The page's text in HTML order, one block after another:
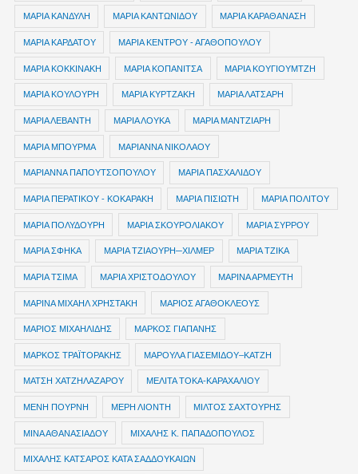
ΜΑΡΙΑ ΚΑΝΔΥΛΗ ΜΑΡΙΑ ΚΑΝΤΩΝΙΔΟΥ ΜΑΡΙΑ ΚΑΡΑΘΑΝΑΣΗ
ΜΑΡΙΑ ΚΑΡΔΑΤΟΥ ΜΑΡΙΑ ΚΕΝΤΡΟΥ - ΑΓΑΘΟΠΟΥΛΟΥ
ΜΑΡΙΑ ΚΟΚΚΙΝΑΚΗ ΜΑΡΙΑ ΚΟΠΑΝΙΤΣΑ ΜΑΡΙΑ ΚΟΥΓΙΟΥΜΤΖΗ
ΜΑΡΙΑ ΚΟΥΛΟΥΡΗ ΜΑΡΙΑ ΚΥΡΤΖΑΚΗ ΜΑΡΙΑ ΛΑΤΣΑΡΗ
ΜΑΡΙΑ ΛΕΒΑΝΤΗ ΜΑΡΙΑ ΛΟΥΚΑ ΜΑΡΙΑ ΜΑΝΤΖΙΑΡΗ
ΜΑΡΙΑ ΜΠΟΥΡΜΑ ΜΑΡΙΑΝΝΑ ΝΙΚΟΛΑΟΥ
ΜΑΡΙΑΝΝΑ ΠΑΠΟΥΤΣΟΠΟΥΛΟΥ ΜΑΡΙΑ ΠΑΣΧΑΛΙΔΟΥ
ΜΑΡΙΑ ΠΕΡΑΤΙΚΟΥ - ΚΟΚΑΡΑΚΗ ΜΑΡΙΑ ΠΙΣΙΩΤΗ ΜΑΡΙΑ ΠΟΛΙΤΟΥ
ΜΑΡΙΑ ΠΟΛΥΔΟΥΡΗ ΜΑΡΙΑ ΣΚΟΥΡΟΛΙΑΚΟΥ ΜΑΡΙΑ ΣΥΡΡΟΥ
ΜΑΡΙΑ ΣΦΗΚΑ ΜΑΡΙΑ ΤΖΙΑΟΥΡΗ─ΧΙΛΜΕΡ ΜΑΡΙΑ ΤΖΙΚΑ
ΜΑΡΙΑ ΤΣΙΜΑ ΜΑΡΙΑ ΧΡΙΣΤΟΔΟΥΛΟΥ ΜΑΡΙΝΑ ΑΡΜΕΥΤΗ
ΜΑΡΙΝΑ ΜΙΧΑΗΛ ΧΡΗΣΤΑΚΗ ΜΑΡΙΟΣ ΑΓΑΘΟΚΛΕΟΥΣ
ΜΑΡΙΟΣ ΜΙΧΑΗΛΙΔΗΣ ΜΑΡΚΟΣ ΓΙΑΠΑΝΗΣ
ΜΑΡΚΟΣ ΤΡΑΪΤΟΡΑΚΗΣ ΜΑΡΟΥΛΑ ΓΙΑΣΕΜΙΔΟΥ–ΚΑΤΖΗ
ΜΑΤΣΗ ΧΑΤΖΗΛΑΖΑΡΟΥ ΜΕΛΙΤΑ ΤΟΚΑ-ΚΑΡΑΧΑΛΙΟΥ
ΜΕΝΗ ΠΟΥΡΝΗ ΜΕΡΗ ΛΙΟΝΤΗ ΜΙΛΤΟΣ ΣΑΧΤΟΥΡΗΣ
ΜΙΝΑ ΑΘΑΝΑΣΙΑΔΟΥ ΜΙΧΑΛΗΣ Κ. ΠΑΠΑΔΟΠΟΥΛΟΣ
ΜΙΧΑΛΗΣ ΚΑΤΣΑΡΟΣ ΚΑΤΑ ΣΑΔΔΟΥΚΑΙΩΝ